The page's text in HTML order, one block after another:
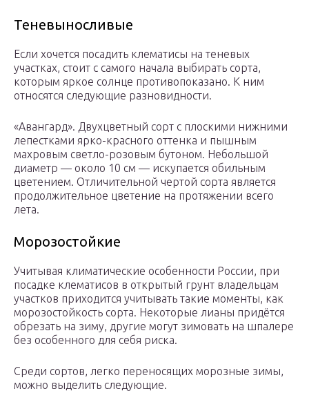
Теневыносливые
Если хочется посадить клематисы на теневых
участках, стоит с самого начала выбирать сорта,
которым яркое солнце противопоказано. К ним
относятся следующие разновидности.
«Авангард». Двухцветный сорт с плоскими нижними
лепестками ярко-красного оттенка и пышным
махровым светло-розовым бутоном. Небольшой
диаметр — около 10 см — искупается обильным
цветением. Отличительной чертой сорта является
продолжительное цветение на протяжении всего
лета.
Морозостойкие
Учитывая климатические особенности России, при
посадке клематисов в открытый грунт владельцам
участков приходится учитывать такие моменты, как
морозостойкость сорта. Некоторые лианы придётся
обрезать на зиму, другие могут зимовать на шпалере
без особенного для себя риска.
Среди сортов, легко переносящих морозные зимы,
можно выделить следующие.